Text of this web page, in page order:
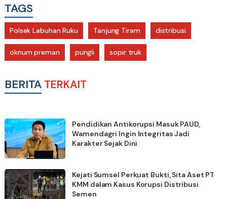
TAGS
Polsek Labuhan Ruku Tanjung Tiram distribusi
oknum preman pungli sopir truk
BERITA TERKAIT
Pendidikan Antikorupsi Masuk PAUD,
Wamendagri Ingin Integritas Jadi
Karakter Sejak Dini
Kejati Sumsel Perkuat Bukti, Sita Aset PT
KMM dalam Kasus Korupsi Distribusi
Semen